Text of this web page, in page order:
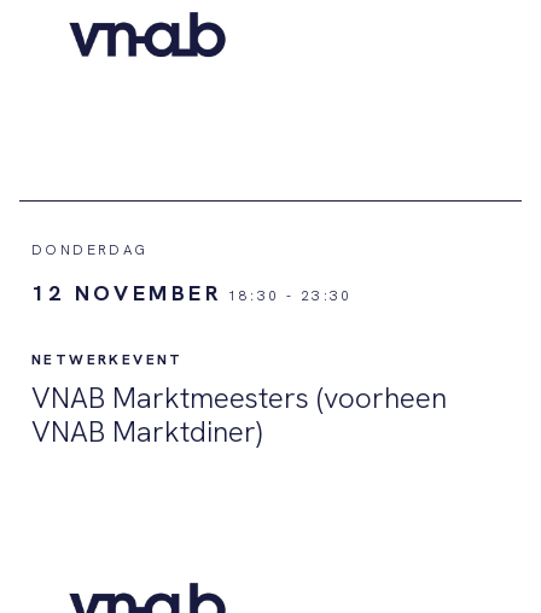
DONDERDAG
12 NOVEMBER 18:30 - 23:30
NETWERKEVENT
VNAB Marktmeesters (voorheen
VNAB Marktdiner)